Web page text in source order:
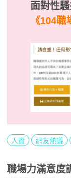
面對性
《104職
人資 網友熱議
職場力滿意度